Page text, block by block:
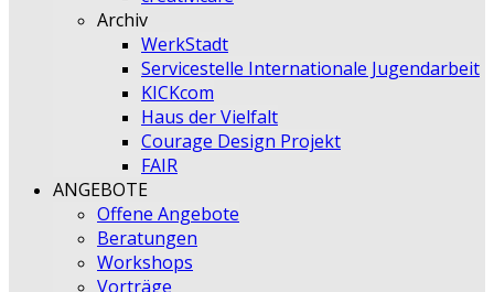
Archiv
WerkStadt
Servicestelle Internationale Jugendarbeit
KICKcom
Haus der Vielfalt
Courage Design Projekt
FAIR
ANGEBOTE
Offene Angebote
Beratungen
Workshops
Vorträge